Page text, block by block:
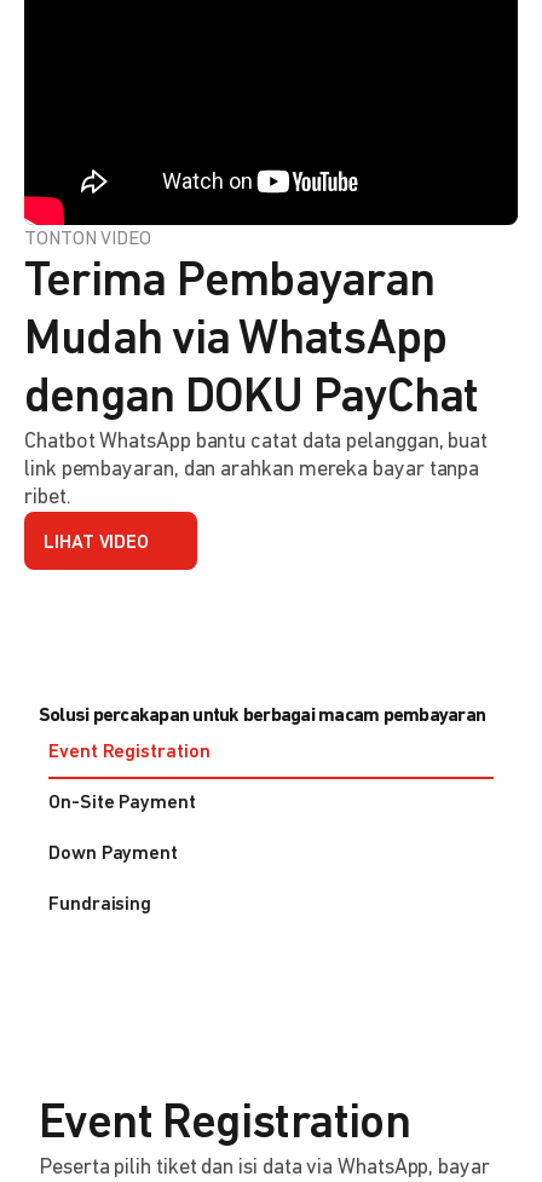
TONTON VIDEO
Terima Pembayaran
Mudah via WhatsApp
dengan DOKU PayChat
Chatbot WhatsApp bantu catat data pelanggan, buat
link pembayaran, dan arahkan mereka bayar tanpa
ribet.
LIHAT VIDEO
Solusi percakapan untuk berbagai macam pembayaran
Event Registration
On-Site Payment
Down Payment
Fundraising
Event Registration
Peserta pilih tiket dan isi data via WhatsApp, bayar